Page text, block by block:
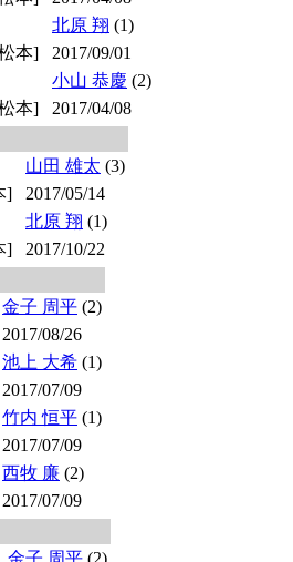
北原 翔 (1)
本]
2017/09/01
小山 恭慶 (2)
本]
2017/04/08
山田 雄太 (3)
]
2017/05/14
北原 翔 (1)
]
2017/10/22
金子 周平 (2)
2017/08/26
池上 大希 (1)
2017/07/09
竹内 恒平 (1)
2017/07/09
西牧 廉 (2)
2017/07/09